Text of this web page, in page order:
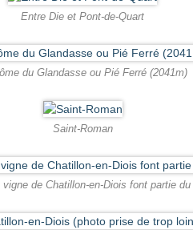
Entre Die et Pont-de-Quart
du Glandasse ou Pié Ferré (2041m)
Saint-Roman
de Chatillon-en-Diois font partie du